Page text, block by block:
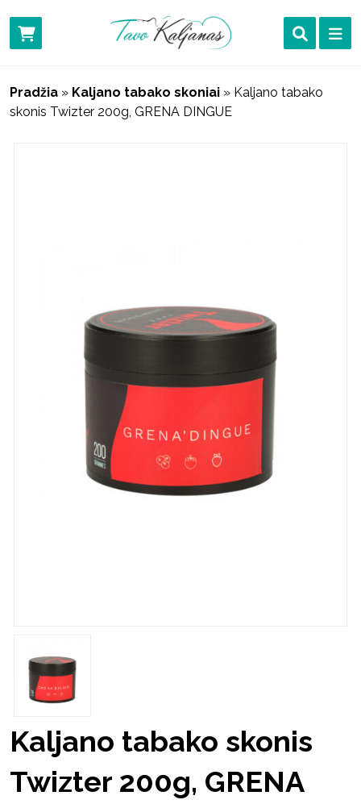
Pradžia » Kaljano tabako skoniai » Kaljano tabako
skonis Twizter 200g, GRENA DINGUE
Kaljano tabako skonis
Twizter 200g, GRENA